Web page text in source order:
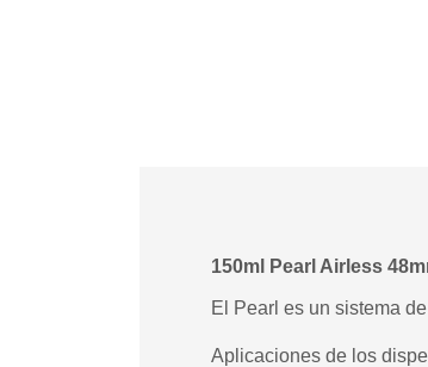
150ml Pearl Airless
El Pearl es un sistema
Aplicaciones de los